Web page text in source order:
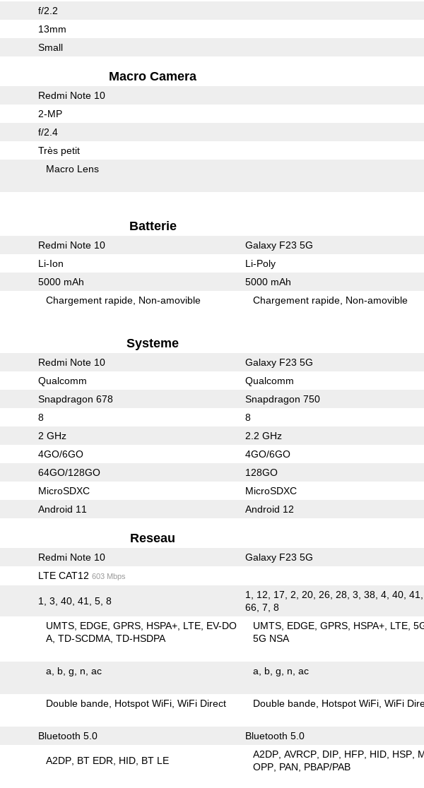
f/2.2
13mm
Small
Macro Camera
Redmi Note 10
2-MP
f/2.4
Très petit
Macro Lens
Batterie
Redmi Note 10 Galaxy F23 5G
Li-Ion Li-Poly
5000 mAh 5000 mAh
Chargement rapide Non-amovible Chargement rapide Non-amovible
Systeme
Redmi Note 10 Galaxy F23 5G
Qualcomm Qualcomm
Snapdragon 678 Snapdragon 750
8 8
2 GHz 2.2 GHz
4GO/6GO 4GO/6GO
64GO/128GO 128GO
MicroSDXC MicroSDXC
Android 11 Android 12
Reseau
Redmi Note 10 Galaxy F23 5G
LTE CAT12 603 Mbps
1, 3, 40, 41, 5, 8
1, 12, 17, 2, 20, 26, 28, 3, 38, 4, 40, 41,
66, 7, 8
UMTS EDGE GPRS HSPA+ LTE EV-DO
A TD-SCDMA TD-HSDPA
UMTS EDGE GPRS HSPA+ LTE
5G NSA
a b g n ac a b g n ac
Double bande Hotspot WiFi WiFi Direct Double bande Hotspot WiFi WiFi
Bluetooth 5.0 Bluetooth 5.0
A2DP BT EDR HID BT LE
A2DP AVRCP DIP HFP HID HSP
OPP PAN PBAP/PAB